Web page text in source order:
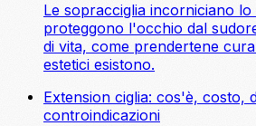
Le sopracciglia incorniciano lo
proteggono l'occhio dal
di vita, come prendertene
estetici esistono.
Extension ciglia: cos'è, costo,
controindicazioni